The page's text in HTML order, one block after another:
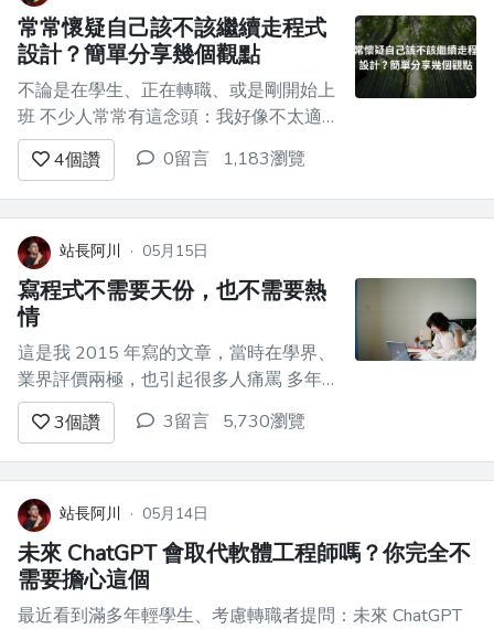
常常懷疑自己該不該繼續走程式
設計？簡單分享幾個觀點
不論是在學生、正在轉職、或是剛開始上
班 不少人常常有這念頭：我好像不太適
合走這條路，怎麼辦？ 讓我簡單分享幾
個觀點 # 關於天份與熱情 很多人對於社
會上各種工作抱有「資格論」的傾象 我
抱持相反觀點，我認為你在各行各業，沒
有天份、沒有熱情也沒有關係 詳細理由
我不贅述...
4個讚 0留言 1,183瀏覽
站長阿川 · 05月15日
寫程式不需要天份，也不需要熱
情
這是我 2015 年寫的文章，當時在學界、
業界評價兩極，也引起很多人痛罵 多年
後回頭看，我的觀點不變。文章滿適合這
個論壇的，我順手轉發一下 --- 從來沒有
一個技能，曾經被神化到這個程度：
「你不但要有天份，還要有熱情，才適合
寫程式。」 那些寫程式的人，好像「從
小就立定...
3個讚 3留言 5,730瀏覽
站長阿川 · 05月14日
未來 ChatGPT 會取代軟體工程師嗎？你完全不
需要擔心這個
最近看到滿多年輕學生、考慮轉職者提問：未來 ChatGPT